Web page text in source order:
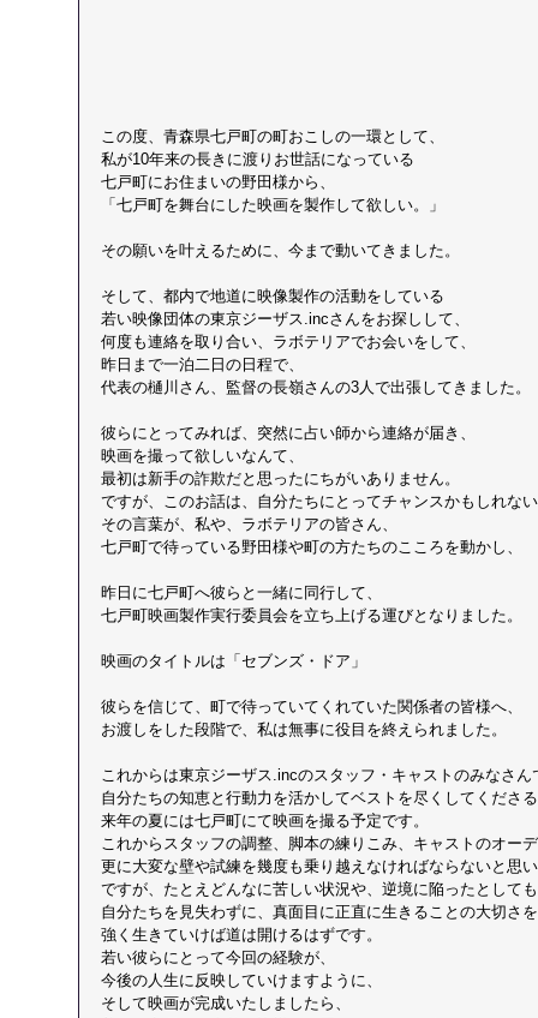
この度、青森県七戸町の町おこしの一環として、
私が10年来の長きに渡りお世話になっている
七戸町にお住まいの野田様から、
「七戸町を舞台にした映画を製作して欲しい。」
その願いを叶えるために、今まで動いてきました。
そして、都内で地道に映像製作の活動をしている
若い映像団体の東京ジーザス.incさんをお探しして、
何度も連絡を取り合い、ラボテリアでお会いをして、
昨日まで一泊二日の日程で、
代表の樋川さん、監督の長嶺さんの3人で出張してきました。
彼らにとってみれば、突然に占い師から連絡が届き、
映画を撮って欲しいなんて、
最初は新手の詐欺だと思ったにちがいありません。
ですが、このお話は、自分たちにとってチャンスかもしれな
その言葉が、私や、ラボテリアの皆さん、
七戸町で待っている野田様や町の方たちのこころを動かし、
昨日に七戸町へ彼らと一緒に同行して、
七戸町映画製作実行委員会を立ち上げる運びとなりました。
映画のタイトルは「セブンズ・ドア」
彼らを信じて、町で待っていてくれていた関係者の皆様へ、
お渡しをした段階で、私は無事に役目を終えられました。
これからは東京ジーザス.incのスタッフ・キャストのみなさん
自分たちの知恵と行動力を活かしてベストを尽くしてくださ
来年の夏には七戸町にて映画を撮る予定です。
これからスタッフの調整、脚本の練りこみ、キャストのオー
更に大変な壁や試練を幾度も乗り越えなければならないと思
ですが、たとえどんなに苦しい状況や、逆境に陥ったとして
自分たちを見失わずに、真面目に正直に生きることの大切さ
強く生きていけば道は開けるはずです。
若い彼らにとって今回の経験が、
今後の人生に反映していけますように、
そして映画が完成いたしましたら、